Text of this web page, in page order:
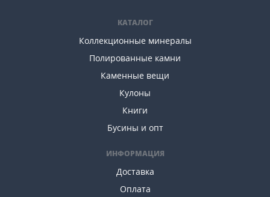
КАТАЛОГ
Коллекционные минералы
Полированные камни
Каменные вещи
Кулоны
Книги
Бусины и опт
ИНФОРМАЦИЯ
Доставка
Оплата